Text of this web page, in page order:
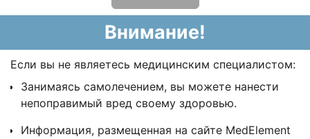
Внимание!
Если вы не являетесь медицинским специалистом:
Занимаясь самолечением, вы можете нанести
непоправимый вред своему здоровью.
Информация, размещенная на сайте MedElement